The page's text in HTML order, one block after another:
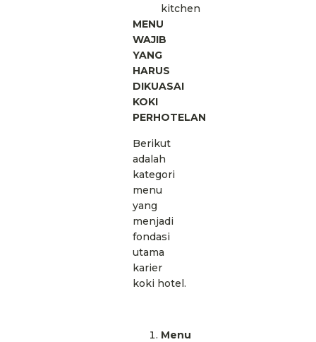
kitchen
MENU
WAJIB
YANG
HARUS
DIKUASAI
KOKI
PERHOTELAN
Berikut
adalah
kategori
menu
yang
menjadi
fondasi
utama
karier
koki hotel.
Menu